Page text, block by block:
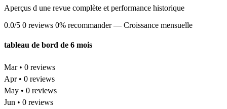
Aperçus d une revue complète et performance historique
0.0/5 0 reviews 0% recommander — Croissance mensuelle
tableau de bord de 6 mois
Mar • 0 reviews
Apr • 0 reviews
May • 0 reviews
Jun • 0 reviews